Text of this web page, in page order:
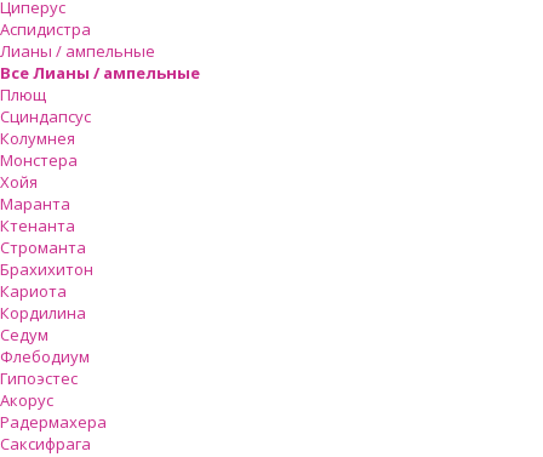
Циперус
Аспидистра
Лианы / ампельные
Все Лианы / ампельные
Плющ
Сциндапсус
Колумнея
Монстера
Хойя
Маранта
Ктенанта
Строманта
Брахихитон
Кариота
Кордилина
Седум
Флебодиум
Гипоэстес
Акорус
Радермахера
Саксифрага